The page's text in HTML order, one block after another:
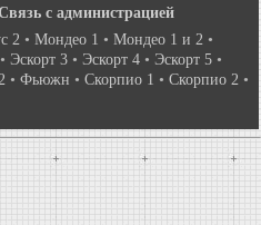
с администрацией
2 • Мондео 1 • Мондео 1 и 2 •
• Эскорт 3 • Эскорт 4 • Эскорт 5 •
• Фьюжн • Скорпио 1 • Скорпио 2 •